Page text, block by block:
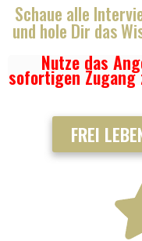
Schaue alle
und hole Dir das
Nutze das
sofortigen
FREI